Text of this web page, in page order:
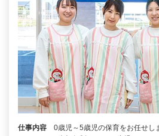
仕事内容
0歳児～5歳児の保育をお任せし